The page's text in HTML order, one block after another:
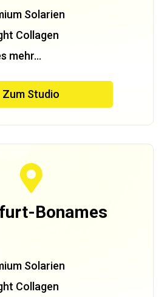
Solarien
Collagen
mehr…
Zum Studio

Bonames
Solarien
Collagen